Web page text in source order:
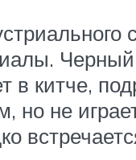
в китче,
не